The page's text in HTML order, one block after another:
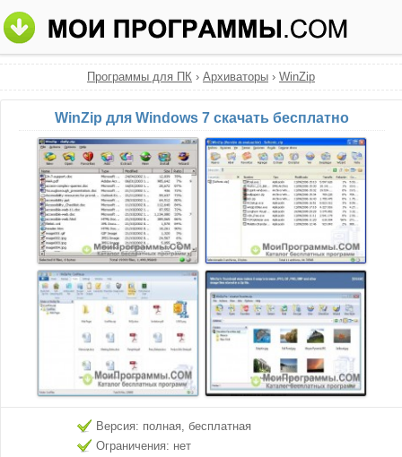
Программы для ПК › Архиваторы › WinZip
WinZip для Windows 7 скачать бесплатно
Версия: полная, бесплатная
Ограничения: нет